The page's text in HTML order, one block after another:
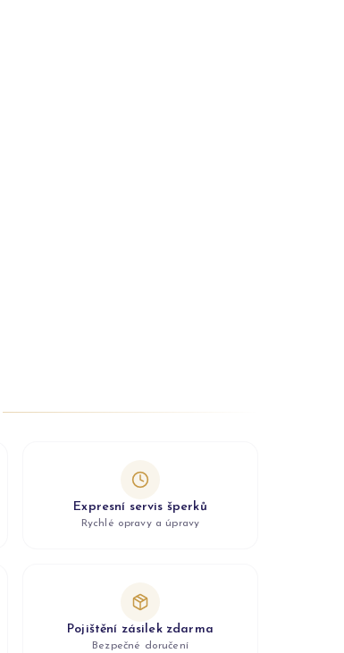
Expresní servis šperků
Rychlé opravy a úpravy
Pojištění zásilek zdarma
Bezpečné doručení